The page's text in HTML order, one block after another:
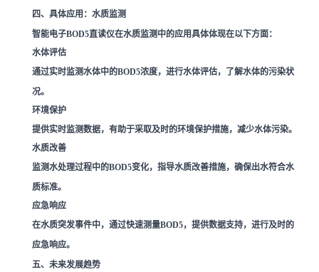
四、具体应用：水质监测
智能电子BOD5直读仪在水质监测中的应用具体体现在以下方面：
水体评估
通过实时监测水体中的BOD5浓度，进行水体评估，了解水体的污染状
况。
环境保护
提供实时监测数据，有助于采取及时的环境保护措施，减少水体污染。
水质改善
监测水处理过程中的BOD5变化，指导水质改善措施，确保出水符合水
质标准。
应急响应
在水质突发事件中，通过快速测量BOD5，提供数据支持，进行及时的
应急响应。
五、未来发展趋势